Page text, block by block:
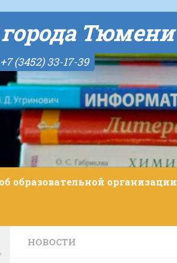
Тюмени
(3452) 33-17-39
образовательной организации
НОВОСТИ